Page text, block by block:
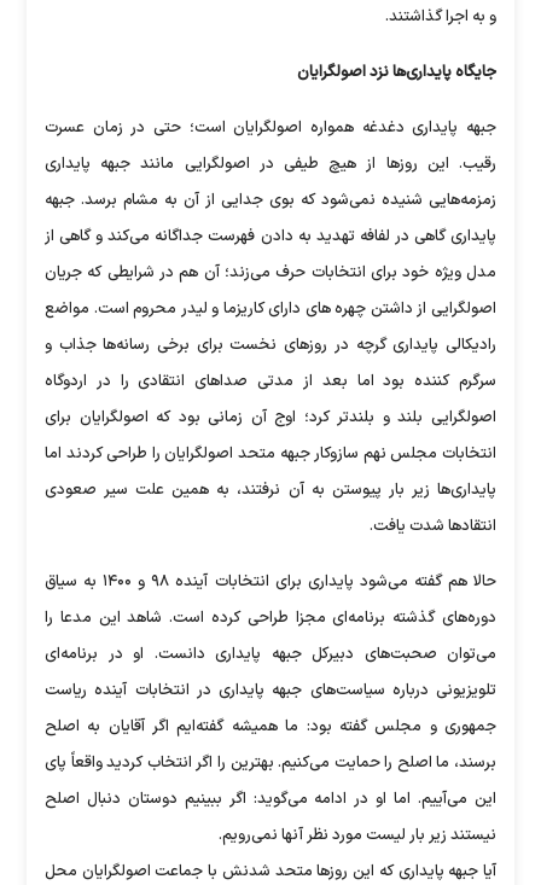
و به اجرا گذاشتند.
جایگاه پایداری‌‌ها نزد اصولگرایان
جبهه پایداری دغدغه همواره اصولگرایان است؛ حتی در زمان عسرت
رقیب. این روزها از هیچ طیفی در اصولگرایی مانند جبهه پایداری
زمزمه‌هایی شنیده نمی‌شود که بوی جدایی از آن به مشام برسد. جبهه
پایداری گاهی در لفافه تهدید به دادن فهرست جداگانه می‌کند و گاهی از
مدل ویژه خود برای انتخابات حرف می‌زند؛ آن‌ هم در شرایطی که جریان
اصولگرایی از داشتن چهره‌ های دارای کاریزما و لیدر محروم است. مواضع
رادیکالی پایداری گرچه در روزهای نخست برای برخی رسانه‌ها جذاب و
سرگرم کننده بود اما بعد از مدتی صداهای انتقادی را در اردوگاه
اصولگرایی بلند و بلندتر کرد؛ اوج آن زمانی بود که اصولگرایان برای
انتخابات مجلس نهم سازوکار جبهه متحد اصولگرایان را طراحی کردند اما
پایداری‌ها زیر بار پیوستن به آن نرفتند، به همین علت سیر صعودی
انتقادها شدت یافت.
حالا هم گفته می‌شود پایداری برای انتخابات آینده ۹۸ و ۱۴۰۰ به سیاق
دوره‌های گذشته برنامه‌ای مجزا طراحی کرده است. شاهد این مدعا را
می‌توان صحبت‌های دبیرکل جبهه پایداری دانست. او در برنامه‌ای
تلویزیونی درباره سیاست‌های جبهه پایداری در انتخابات آینده ریاست
جمهوری و مجلس گفته بود: ما همیشه گفته‌ایم اگر آقایان به اصلح
برسند، ما اصلح را حمایت می‌کنیم. بهترین را اگر انتخاب کردید واقعاً پای
این می‌آییم. اما او در ادامه می‌گوید: اگر ببینیم دوستان دنبال اصلح
نیستند زیر بار لیست مورد نظر آنها نمی‌رویم.
آیا جبهه پایداری که این روزها متحد شدنش با جماعت اصولگرایان محل